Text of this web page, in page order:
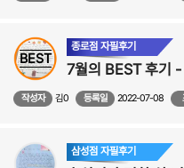
BEST
종로점 자필후기
작성자 김0 등록일 2022-07-08
삼성점 자필후기